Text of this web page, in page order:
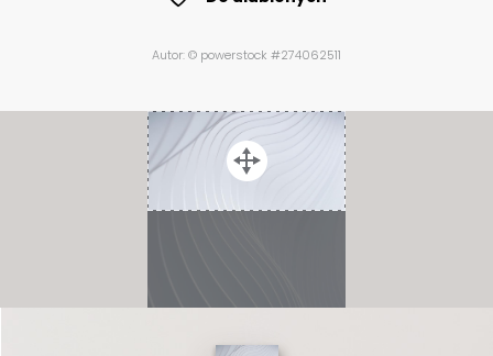
Autor: © powerstock #274062511